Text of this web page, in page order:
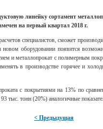
линейку сортамент
на первый квартал 2018 г.
специалистов, сможет
оборудовании появится
и металлопрокат с полимерным
в производстве горячее и
с покрытиями на 13% по
тыс. тонн (20%) аналогичные
< Предыдущая